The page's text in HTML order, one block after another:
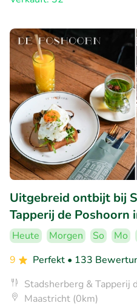
Uitgebreid ontbijt bij
Tapperij de
Heute Morgen So Mo
9
Perfekt • 133
Stadsherberg & Tapperij
Maastricht (0km)